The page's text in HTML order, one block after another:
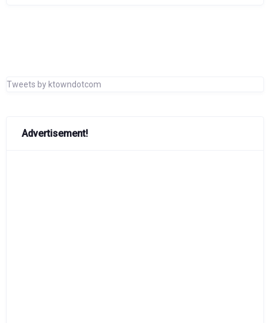
Tweets by ktowndotcom
Advertisement!